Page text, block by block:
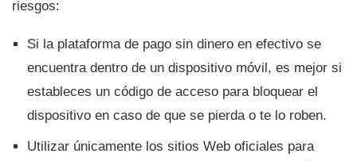
riesgos:
Si la plataforma de pago sin dinero en efectivo se
encuentra dentro de un dispositivo móvil, es mejor si
estableces un código de acceso para bloquear el
dispositivo en caso de que se pierda o te lo roben.
Utilizar únicamente los sitios Web oficiales para